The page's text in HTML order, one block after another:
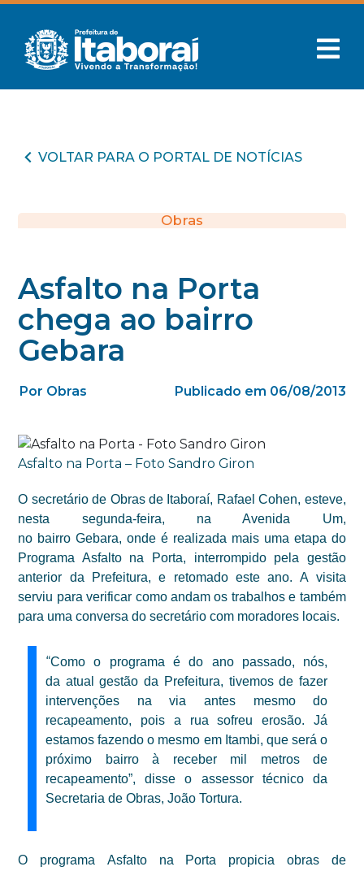
VOLTAR PARA O PORTAL DE NOTÍCIAS
Obras
Asfalto na Porta
chega ao bairro
Gebara
Por Obras Publicado em 06/08/2013
Asfalto na Porta – Foto Sandro Giron
O secretário de Obras de Itaboraí, Rafael Cohen, esteve,
nesta segunda-feira, na Avenida Um,
no bairroGebara,onde é realizada mais uma etapa do
Programa Asfalto na Porta, interrompido pela gestão
anterior da Prefeitura, e retomado este ano.A visita
serviu para verificar como andam os trabalhos e também
para uma conversa do secretário com moradores locais.
“Como o programa é do ano passado, nós,
da atual gestão da Prefeitura, tivemos defazer
intervenções na via antes mesmo do
recapeamento, pois a rua sofreu erosão.Já
estamos fazendo o mesmo em Itambi, que será o
próximo bairro à receber mil metros de
recapeamento”, disse o assessor técnico da
Secretaria de Obras, João Tortura.
O programa Asfalto na Porta propicia obras de